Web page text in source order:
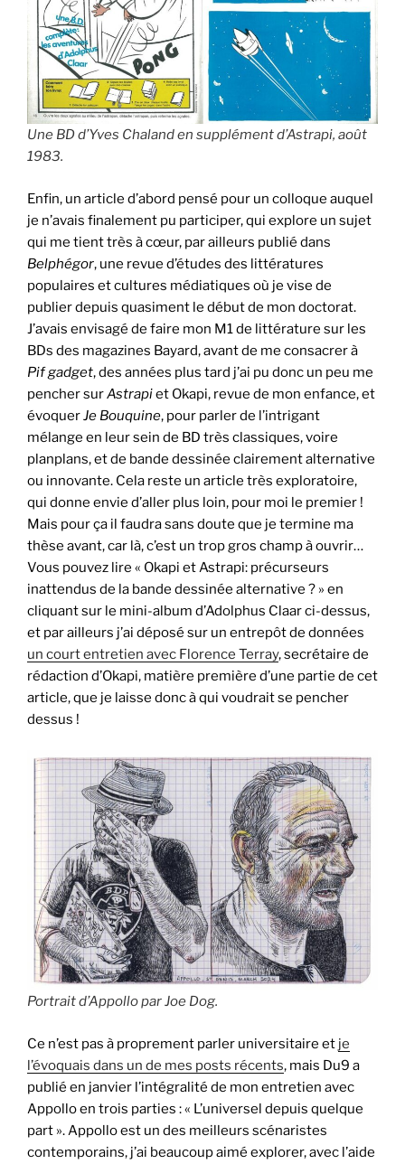
Une BD d’Yves Chaland en supplément d’Astrapi, août
1983.
Enfin, un article d’abord pensé pour un colloque auquel
je n’avais finalement pu participer, qui explore un sujet
qui me tient très à cœur, par ailleurs publié dans
Belphégor, une revue d’études des littératures
populaires et cultures médiatiques où je vise de
publier depuis quasiment le début de mon doctorat.
J’avais envisagé de faire mon M1 de littérature sur les
BDs des magazines Bayard, avant de me consacrer à
Pif gadget, des années plus tard j’ai pu donc un peu me
pencher surAstrapiet Okapi, revue de mon enfance, et
évoquerJe Bouquine, pour parler de l’intrigant
mélange en leur sein de BD très classiques, voire
planplans, et de bande dessinée clairement alternative
ou innovante. Cela reste un article très exploratoire,
qui donne envie d’aller plus loin, pour moi le premier !
Mais pour ça il faudra sans doute que je termine ma
thèse avant, car là, c’est un trop gros champ à ouvrir…
Vous pouvez lire « Okapi et Astrapi: précurseurs
inattendus de la bande dessinée alternative ? » en
cliquant sur le mini-album d’Adolphus Claar ci-dessus,
et par ailleurs j’ai déposé sur un entrepôt de données
un court entretien avec Florence Terray, secrétaire de
rédaction d’Okapi, matière première d’une partie de cet
article, que je laisse donc à qui voudrait se pencher
dessus !
Portrait d’Appollo par Joe Dog.
Ce n’est pas à proprement parler universitaire et je
l’évoquais dans un de mes posts récents, mais Du9 a
publié en janvier l’intégralité de mon entretien avec
Appollo en trois parties : « L’universel depuis quelque
part ». Appollo est un des meilleurs scénaristes
contemporains, j’ai beaucoup aimé explorer, avec l’aide